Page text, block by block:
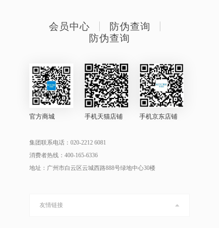
会员中心
防伪查询
防伪查询
官方商城 手机天猫店铺 手机京东店铺
集团联系电话：020-2212 6081
消费者热线：400-165-6336
地址：广州市白云区云城西路888号绿地中心30楼
友情链接